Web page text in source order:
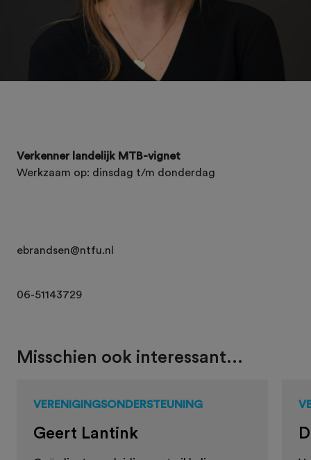
Verkenner landelijk MTB-vignet
Werkzaam op: dinsdag t/m donderdag
ebrandsen@ntfu.nl
06-51143729
Misschien ook interessant...
VERENIGINGSONDERSTEUNING
Geert Lantink